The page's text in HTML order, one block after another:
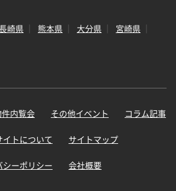
崎県 熊本県 大分県
宮崎県
内覧会 その他イベント コラム記事
イトについて サイトマップ
シーポリシー 会社概要